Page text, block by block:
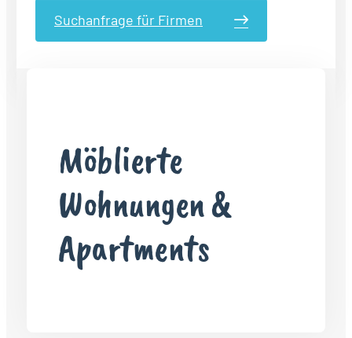
Suchanfrage für Firmen
Möblierte
Wohnungen &
Apartments